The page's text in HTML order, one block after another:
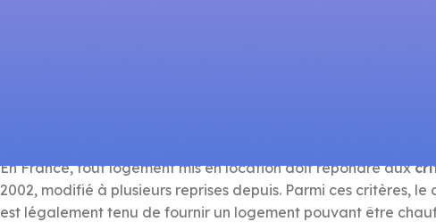
En France, tout logement mis en location doit répondre aux
2002, modifié à plusieurs reprises depuis. Parmi ces critères,
est légalement tenu de fournir un logement pouvant être